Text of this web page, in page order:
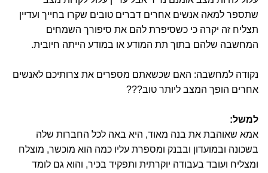
שתספר למאה אנשים אחרים דברים טובים שקרו בחייך ועדיין
תצליח זה יקרה כי כשסיפרת להם את סיפורך השמחים
המחשבה שלהם בתוך תת המודע או במודע הייתה חיובית.
נקודה למחשבה: האם שכשאתם מספרים את צרותיכם לאנשים
אחרים הופך המצב ליותר טוב???
למשל:
אמא שאוהבת את בנה מאוד, היא באה לכל החברות שלה
בשכונה ובמועדון ובבנק ומספרת עליו כמה הוא מוכשר, מוצלח
ומצליח ועובד בעבודה יוקרתית ותפקיד בכיר, והוא גם לומד